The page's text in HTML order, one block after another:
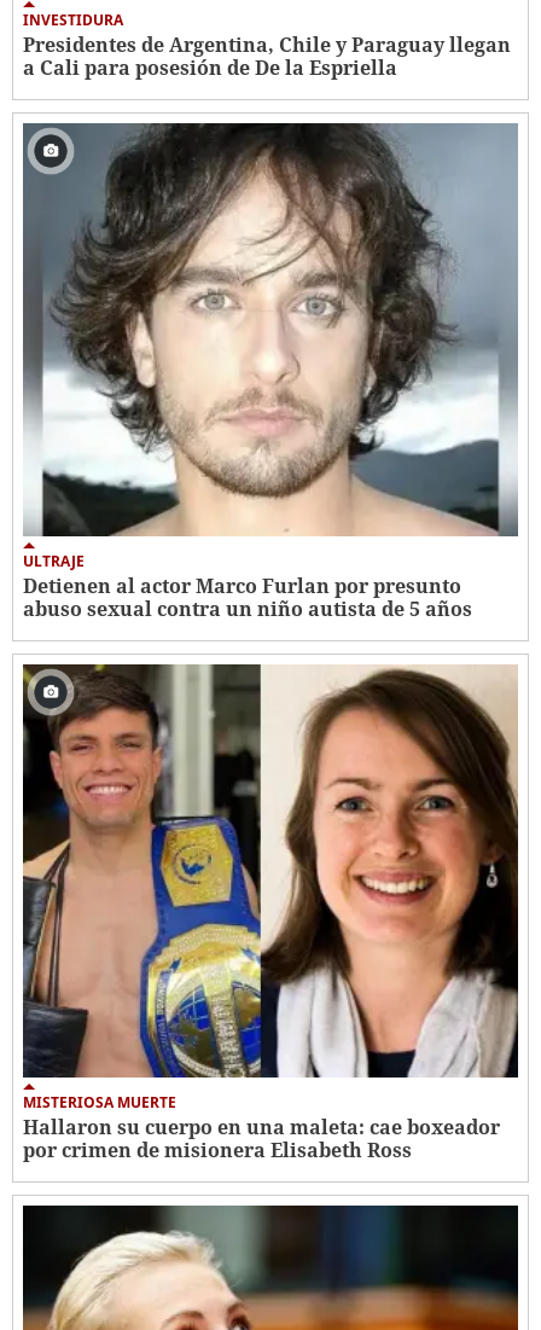
INVESTIDURA
Presidentes de Argentina, Chile y Paraguay llegan
a Cali para posesión de De la Espriella
ULTRAJE
Detienen al actor Marco Furlan por presunto
abuso sexual contra un niño autista de 5 años
MISTERIOSA MUERTE
Hallaron su cuerpo en una maleta: cae boxeador
por crimen de misionera Elisabeth Ross